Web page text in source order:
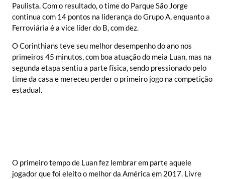
Paulista. Com o resultado, o time do Parque São Jorge
continua com 14 pontos na liderança do Grupo A, enquanto a
Ferroviária é a vice líder do B, com dez.
O Corinthians teve seu melhor desempenho do ano nos
primeiros 45 minutos, com boa atuação do meia Luan, mas na
segunda etapa sentiu a parte física, sendo pressionado pelo
time da casa e mereceu perder o primeiro jogo na competição
estadual.
O primeiro tempo de Luan fez lembrar em parte aquele
jogador que foi eleito o melhor da América em 2017. Livre